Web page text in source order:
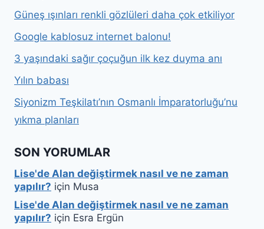
Güneş ışınları renkli gözlüleri daha çok etkiliyor
Google kablosuz internet balonu!
3 yaşındaki sağır çoçuğun ilk kez duyma anı
Yılın babası
Siyonizm Teşkilatı’nın Osmanlı İmparatorluğu’nu
yıkma planları
SON YORUMLAR
Lise'de Alan değiştirmek nasıl ve ne zaman
yapılır? için Musa
Lise'de Alan değiştirmek nasıl ve ne zaman
yapılır? için Esra Ergün